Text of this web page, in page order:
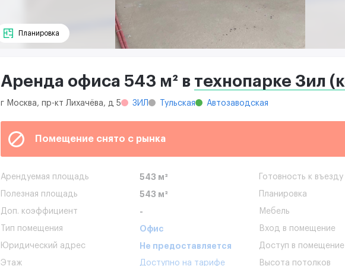
Планировка
Аренда офиса 543 м² в технопарке Зил
г Москва, пр-кт Лихачёва, д 5 ЗИЛ Тульская Автозаводская
Помещение снято с рынка
Арендуемая площадь 543 м²
Полезная площадь 543 м²
Доп. коэффициент -
Тип помещения Офис
Юридический адрес Не предоставляется
Этаж Доступно на тарифе
Готовность к въезду
Планировка
Мебель
Вход в помещение
Доступ в помещение
Высота потолков